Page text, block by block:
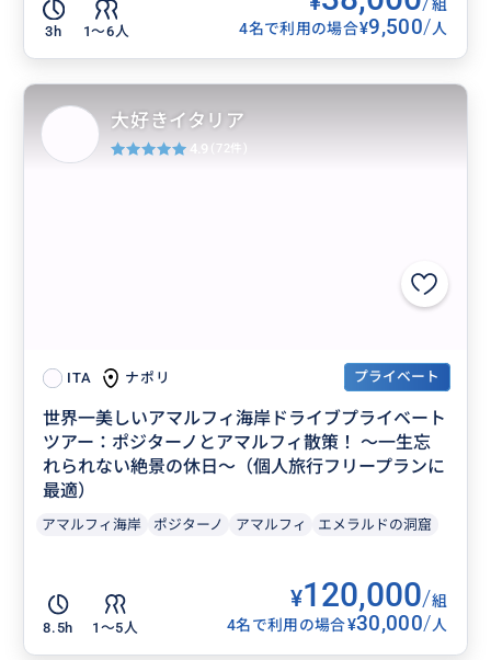
3h 1〜6人
組
4名で利用の場合¥9,500/人
ITA ナポリ プライベート
世界一美しいアマルフィ海岸ドライブプライベート
ツアー：ポジターノとアマルフィ散策！ ～一生忘
れられない絶景の休日～（個人旅行フリープランに
最適）
アマルフィ海岸 ポジターノ アマルフィ エメラルドの洞窟
8.5h 1〜5人
¥120,000/組
4名で利用の場合¥30,000/人
大好きイタリア
4.9 (72件)